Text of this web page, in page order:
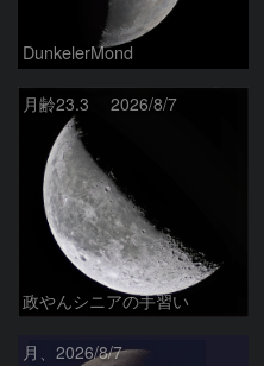
DunkelerMond
月齢23.3 2026/8/7
政やんシニアの手習い
月、2026/8/7